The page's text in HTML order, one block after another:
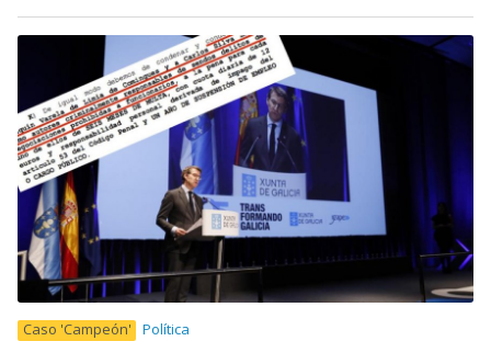
Caso 'Campeón' Política